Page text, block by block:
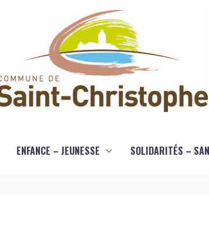
ENFANCE – JEUNESSE SOLIDARITÉS –